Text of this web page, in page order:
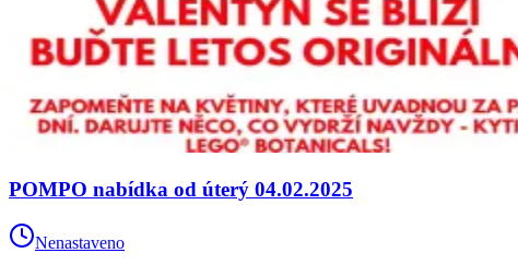
POMPO nabídka od úterý 04.02.2025
Nenastaveno